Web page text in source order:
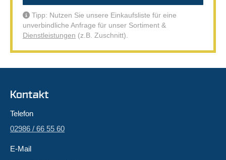
Tipp: Nutzen Sie unsere Einkaufsliste für eine
unverbindliche Anfrage für unser Sortiment &
Dienstleistungen (z.B. Zuschnitt).
Kontakt
Telefon
02986 / 66 55 60
E-Mail